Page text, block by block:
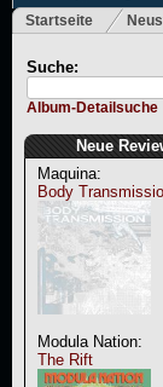
Startseite
Suche:
Album-Detailsuche
Neue
Maquina:
Body
Modula Nation:
The Rift